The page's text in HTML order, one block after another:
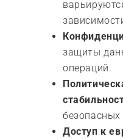
защиты
операций.
Доступ к